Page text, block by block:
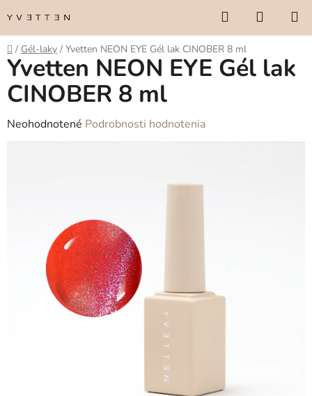
na
obsah
Hľadať
KOŠÍK
Domov
/ Gél-laky / Yvetten NEON EYE Gél lak CINOBER 8 ml
Yvetten NEON EYE Gél lak
CINOBER 8 ml
Priemerné
hodnotenie
hviezdičiek.
Neohodnotené Podrobnosti hodnotenia